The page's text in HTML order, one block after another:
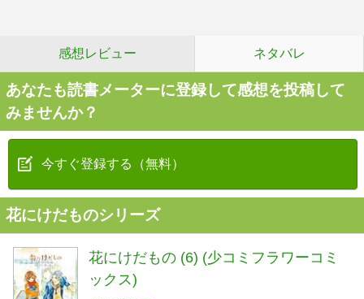
感想レビュー ネタバレ
あなたも読書メーターに登録して感想を投稿して
みませんか？
今すぐ登録する（無料）
花にけだものシリーズ
花にけだもの (6) (少コミフラワーコミ
ックス)